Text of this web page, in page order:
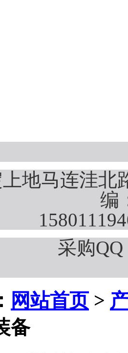
地马连洼北
编
采购QQ
网站首页>
备